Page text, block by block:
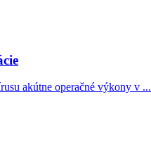
akútne operačné výkony v ...